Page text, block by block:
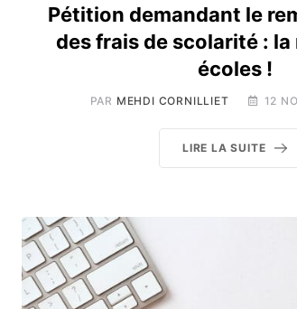
Pétition demandant le
des frais de scolarité : la
écoles !
PAR MEHDI CORNILLIET 12
LIRE LA SUITE